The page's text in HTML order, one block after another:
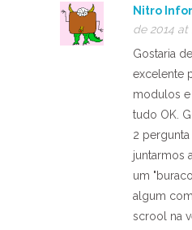
Nitro
de 2014 at
Gostaria
excelente
modulos
tudo OK.
2
juntarmos
um
algum
scrool na